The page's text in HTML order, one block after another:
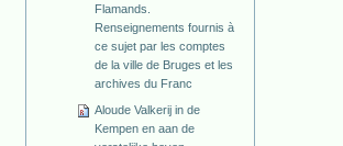
Flamands.
Renseignements fournis à
ce sujet par les comptes
de la ville de Bruges et les
archives du Franc
Aloude Valkerij in de
Kempen en aan de